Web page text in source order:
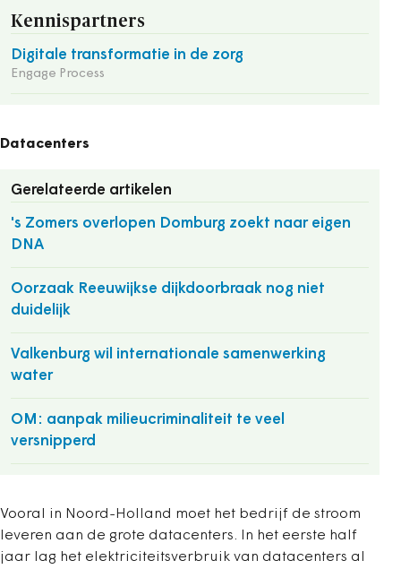
Kennispartners
Digitale transformatie in de zorg
Engage Process
Datacenters
Gerelateerde artikelen
's Zomers overlopen Domburg zoekt naar eigen
DNA
Oorzaak Reeuwijkse dijkdoorbraak nog niet
duidelijk
Valkenburg wil internationale samenwerking
water
OM: aanpak milieucriminaliteit te veel
versnipperd
Vooral in Noord-Holland moet het bedrijf de stroom
leveren aan de grote datacenters. In het eerste half
jaar lag het elektriciteitsverbruik van datacenters al